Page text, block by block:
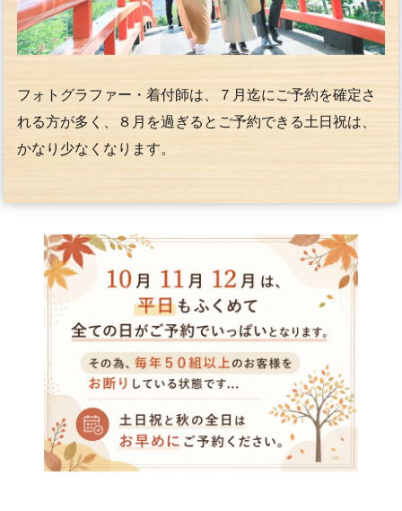
フォトグラファー・着付師は、７月迄にご予約を確定さ
れる方が多く、８月を過ぎるとご予約できる土日祝は、
かなり少なくなります。